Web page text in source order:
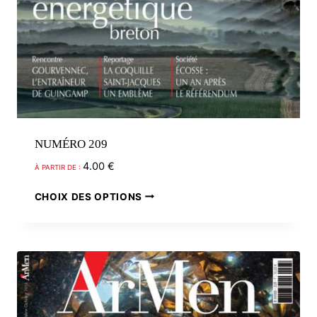
NUMÉRO 209
À PARTIR DE : 4.00 €
CHOIX DES OPTIONS
plusieurs
variations.
Les
options